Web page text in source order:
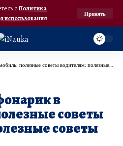
с Политика
использования.
Принять
советы водителям: полезные советы водителям
в
советы
советы